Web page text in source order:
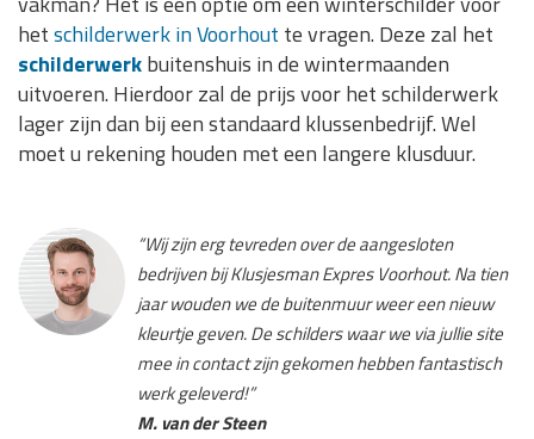
hetschilderwerk in Voorhout te vragen. Deze zal het
schilderwerkbuitenshuis in de wintermaanden
uitvoeren. Hierdoor zal de prijs voor het schilderwerk
lager zijn dan bij een standaard klussenbedrijf. Wel
moet u rekening houden met een langere klusduur.
“Wij zijn erg tevreden over de aangesloten
bedrijven bij Klusjesman Expres Voorhout. Na tien
jaar wouden we de buitenmuur weer een nieuw
kleurtje geven. De schilders waar we via jullie site
mee in contact zijn gekomen hebben fantastisch
werk geleverd!”
M. van der Steen